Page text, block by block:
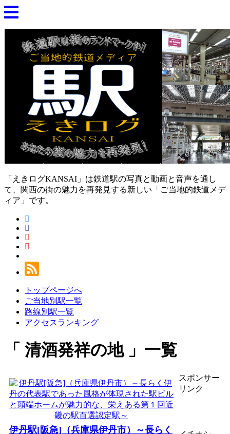
「えきログKANSAI」は鉄道駅の写真と動画と音声を通し
て、関西の街の魅力を再発見する新しい「ご当地的鉄道メデ
ィア」です。
トップページへ
ご当地別駅一覧
路線別駅一覧
アクセスランキング
清酒発祥の地 一覧
伊丹駅[阪急]（兵庫県伊丹市）～長らく
スポンサー
リンク